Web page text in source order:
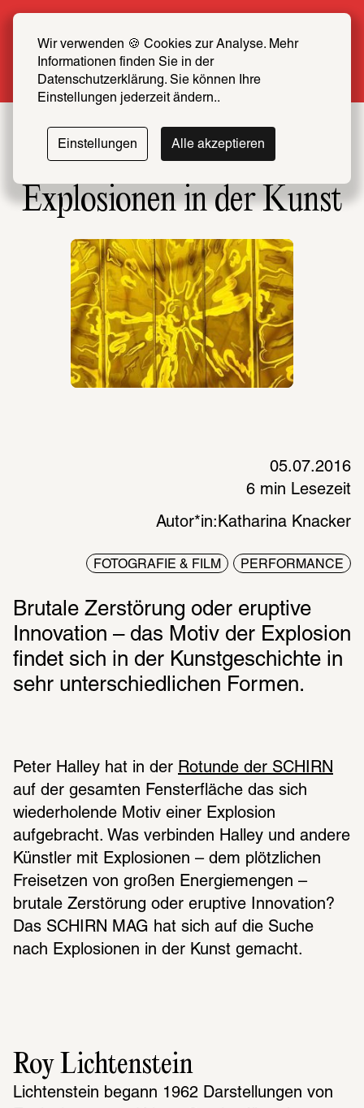
Wir verwenden 🍪 Cookies zur Analyse. Mehr
Informationen finden Sie in der
Datenschutzerklärung. Sie können Ihre
Einstellungen jederzeit ändern..
Einstellungen Alle akzeptieren
SCHIRN FREUND*IN werden
Mehr erfahren
Explosionen in der Kunst
05.07.2016
6 min Lesezeit
Autor*in: Katharina Knacker
FOTOGRAFIE & FILM PERFORMANCE
Brutale Zerstörung oder eruptive
Innovation – das Motiv der Explosion
findet sich in der Kunstgeschichte in
sehr unterschiedlichen Formen.
Peter Halley hat in der Rotunde der SCHIRN
auf der gesamten Fensterfläche das sich
wiederholende Motiv einer Explosion
aufgebracht. Was verbinden Halley und andere
Künstler mit Explosionen – dem plötzlichen
Freisetzen von großen Energiemengen –
brutale Zerstörung oder eruptive Innovation?
Das SCHIRN MAG hat sich auf die Suche
nach Explosionen in der Kunst gemacht.
Roy Lichtenstein
Lichtenstein begann 1962 Darstellungen von